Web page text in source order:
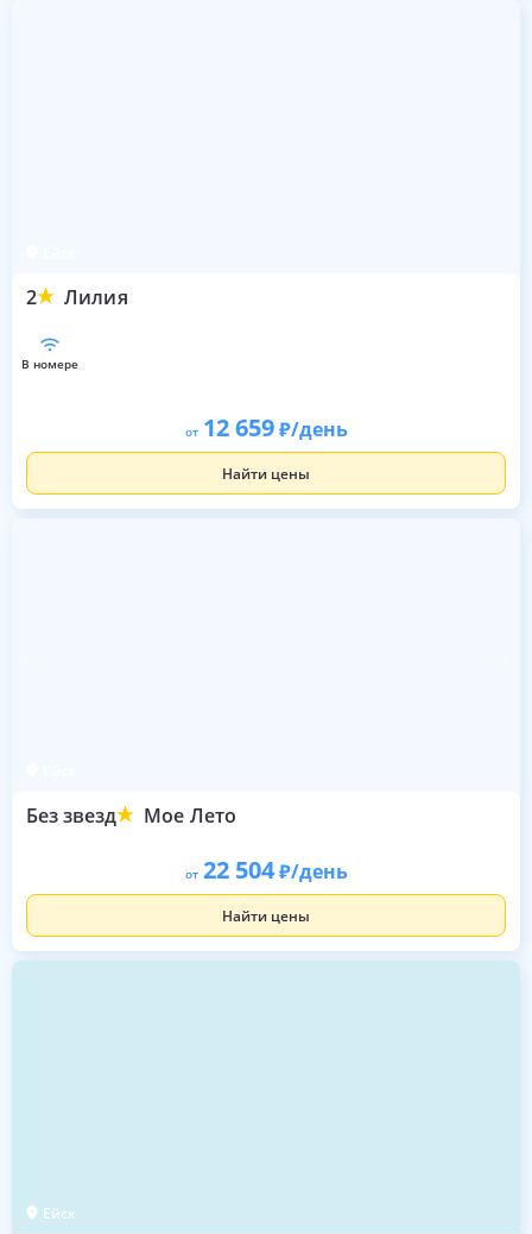
2 Лилия
в номере
от 12 659 /день
Найти цены
Без звезд Мое Лето
от 22 504 /день
Найти цены
Ейск